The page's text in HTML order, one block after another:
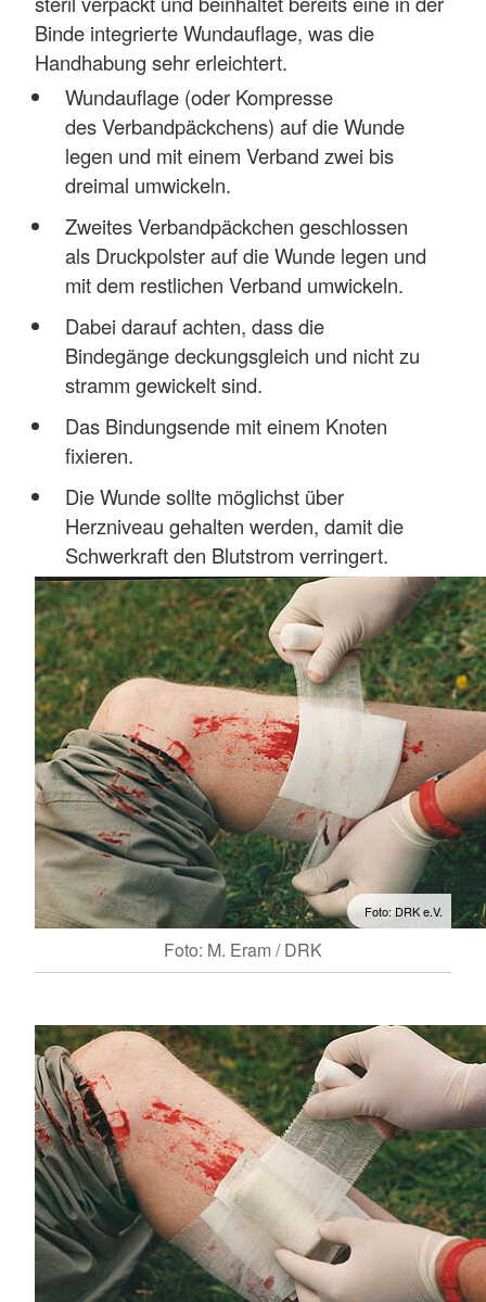
Binde integrierte Wundauflage, was die
Handhabung sehr erleichtert.
Wundauflage (oder Kompresse
des Verbandpäckchens) auf die Wunde
legen und mit einem Verband zwei bis
dreimal umwickeln.
Zweites Verbandpäckchen geschlossen
als Druckpolster auf die Wunde legen und
mit dem restlichen Verband umwickeln.
Dabei darauf achten, dass die
Bindegänge deckungsgleich und nicht zu
stramm gewickelt sind.
Das Bindungsende mit einem Knoten
fixieren.
Die Wunde sollte möglichst über
Herzniveau gehalten werden, damit die
Schwerkraft den Blutstrom verringert.
Foto: DRK e.V.
Foto: M. Eram / DRK